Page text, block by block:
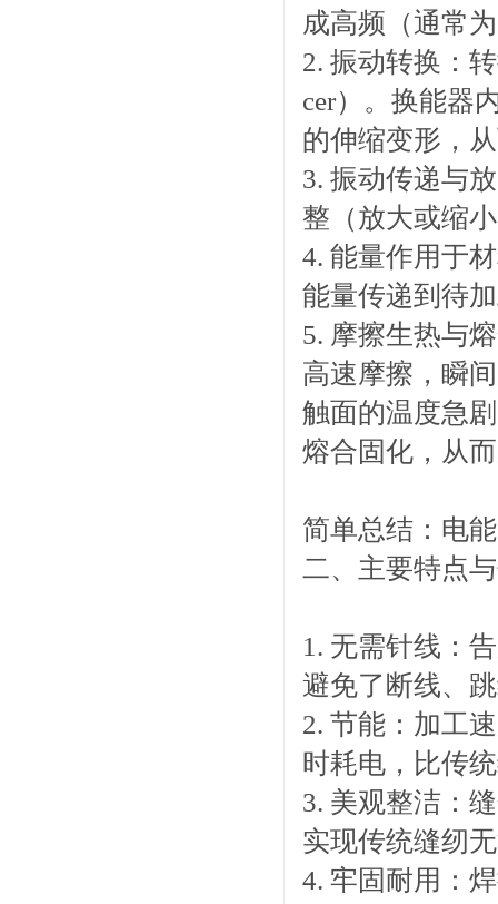
成高频（通常
2. 振动转换：
cer）。换能器
的伸缩变形，
3. 振动传递与
整（放大或缩
4. 能量作用于
能量传递到待
5. 摩擦生热与
高速摩擦，瞬
触面的温度急
熔合固化，从
简单总结：电
二、主要特点
1. 无需针线：
避免了断线、
2. 节能：加工
时耗电，比传
3. 美观整洁：
实现传统缝纫
4. 牢固耐用：